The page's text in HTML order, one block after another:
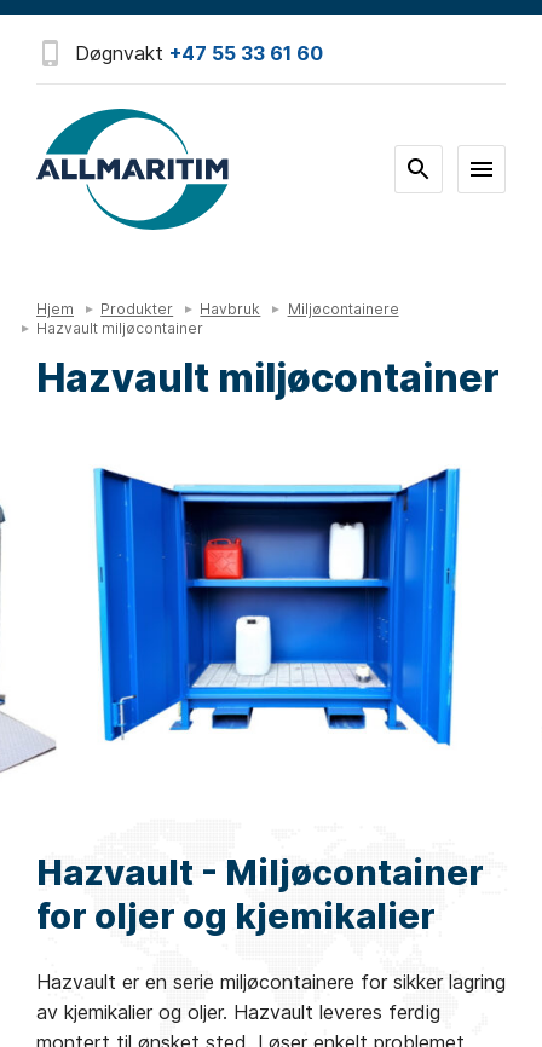
Døgnvakt +47 55 33 61 60
Hjem Produkter Havbruk
Miljøcontainere
Hazvault miljøcontainer
Hazvault miljøcontainer
Hazvault - Miljøcontainer
for oljer og kjemikalier
Hazvault er en serie miljøcontainere for sikker lagring
av kjemikalier og oljer. Hazvault leveres ferdig